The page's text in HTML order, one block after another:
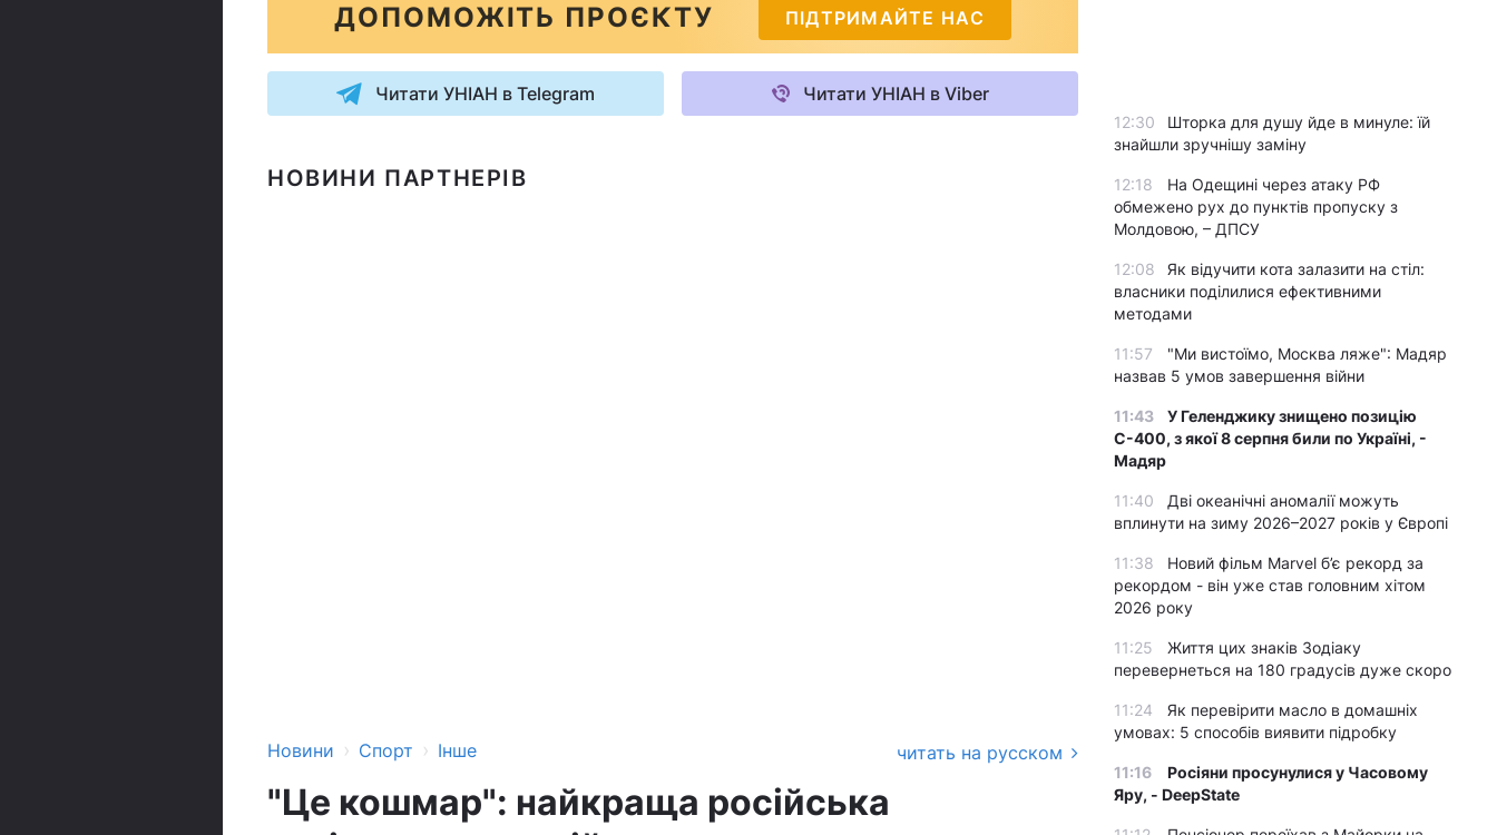
ДОПОМОЖІТЬ ПРОЄКТУ ПІДТРИМАЙТЕ НАС
Читати УНІАН в Telegram Читати УНІАН в Viber
НОВИНИ ПАРТНЕРІВ
Новини › Спорт › Інше читать на русском
"Це кошмар": найкраща російська
12:30
Шторка для душу йде в минуле: їй
знайшли зручнішу заміну
12:18
На Одещині через атаку РФ
обмежено рух до пунктів пропуску з
Молдовою, – ДПСУ
12:08
Як відучити кота залазити на стіл:
власники поділилися ефективними
методами
11:57
"Ми вистоїмо, Москва ляже": Мадяр
назвав 5 умов завершення війни
11:43
У Геленджику знищено позицію
С-400, з якої 8 серпня били по Україні, -
Мадяр
11:40
Дві океанічні аномалії можуть
вплинути на зиму 2026–2027 років у Європі
11:38
Новий фільм Marvel б’є рекорд за
рекордом - він уже став головним хітом
2026 року
11:25
Життя цих знаків Зодіаку
перевернеться на 180 градусів дуже скоро
11:24
Як перевірити масло в домашніх
умовах: 5 способів виявити підробку
11:16
Росіяни просунулися у Часовому
Яру, - DeepState